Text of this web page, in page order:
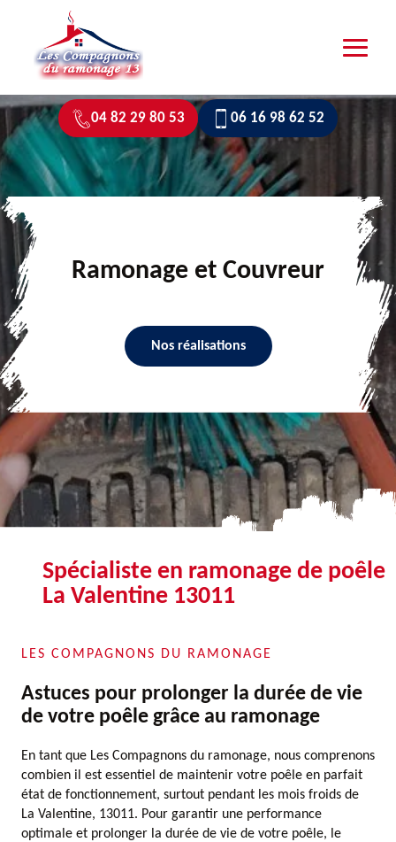
04 82 29 80 53 06 16 98 62 52
Ramonage et Couvreur
Nos réalisations
Spécialiste en ramonage de poêle
La Valentine 13011
LES COMPAGNONS DU RAMONAGE
Astuces pour prolonger la durée de vie
de votre poêle grâce au ramonage
En tant que Les Compagnons du ramonage, nous comprenons
combien il est essentiel de maintenir votre poêle en parfait
état de fonctionnement, surtout pendant les mois froids de
La Valentine, 13011. Pour garantir une performance
optimale et prolonger la durée de vie de votre poêle, le